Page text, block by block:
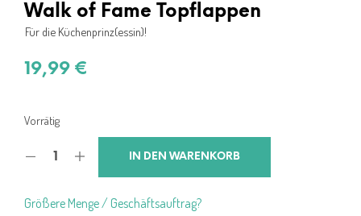
Walk of Fame Topflappen
Für die Küchenprinz(essin)!
19,99 €
Vorrätig
IN DEN WARENKORB
Größere Menge / Geschäftsauftrag?